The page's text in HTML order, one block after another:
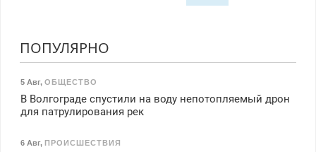
ПОПУЛЯРНО
5 Авг, ОБЩЕСТВО
В Волгограде спустили на воду непотопляемый дрон
для патрулирования рек
6 Авг, ПРОИСШЕСТВИЯ